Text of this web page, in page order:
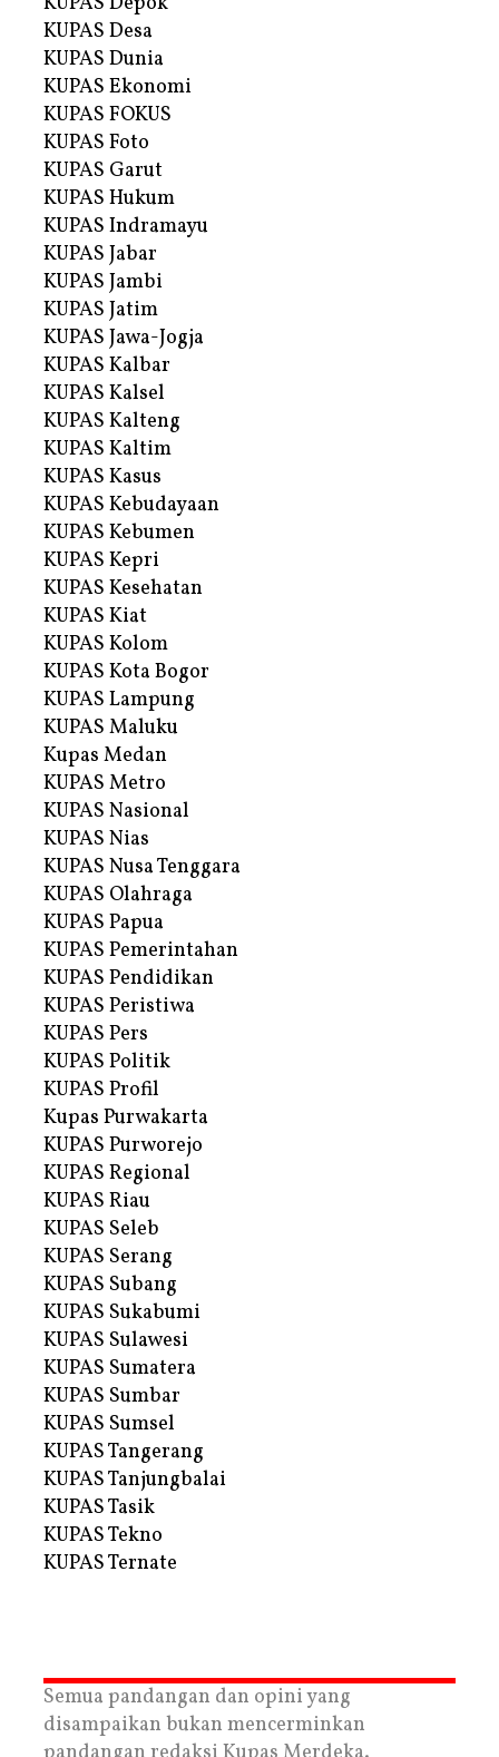
KUPAS Desa
KUPAS Dunia
KUPAS Ekonomi
KUPAS FOKUS
KUPAS Foto
KUPAS Garut
KUPAS Hukum
KUPAS Indramayu
KUPAS Jabar
KUPAS Jambi
KUPAS Jatim
KUPAS Jawa-Jogja
KUPAS Kalbar
KUPAS Kalsel
KUPAS Kalteng
KUPAS Kaltim
KUPAS Kasus
KUPAS Kebudayaan
KUPAS Kebumen
KUPAS Kepri
KUPAS Kesehatan
KUPAS Kiat
KUPAS Kolom
KUPAS Kota Bogor
KUPAS Lampung
KUPAS Maluku
Kupas Medan
KUPAS Metro
KUPAS Nasional
KUPAS Nias
KUPAS Nusa Tenggara
KUPAS Olahraga
KUPAS Papua
KUPAS Pemerintahan
KUPAS Pendidikan
KUPAS Peristiwa
KUPAS Pers
KUPAS Politik
KUPAS Profil
Kupas Purwakarta
KUPAS Purworejo
KUPAS Regional
KUPAS Riau
KUPAS Seleb
KUPAS Serang
KUPAS Subang
KUPAS Sukabumi
KUPAS Sulawesi
KUPAS Sumatera
KUPAS Sumbar
KUPAS Sumsel
KUPAS Tangerang
KUPAS Tanjungbalai
KUPAS Tasik
KUPAS Tekno
KUPAS Ternate
Semua pandangan dan opini yang
disampaikan bukan mencerminkan